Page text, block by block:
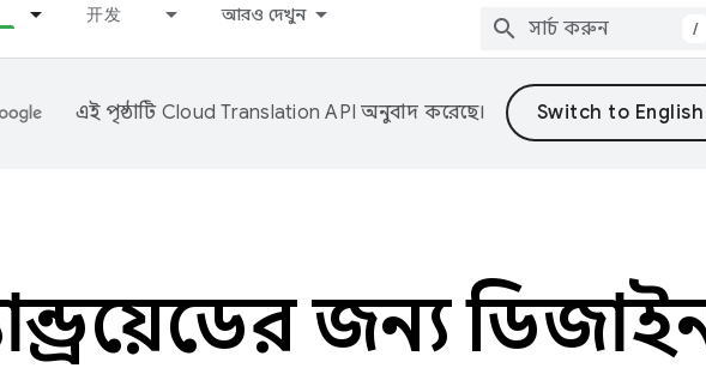
开发 আরও দেখুন
/
এই পৃষ্ঠাটি Cloud Translation API অনুবাদ করেছে।
জন্য